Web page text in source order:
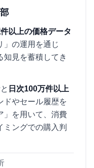
以上の価格データ
」の運用を通じ
知見を蓄積してき
日次100万件以上
ドやセール履歴を
」を用いて、消費
ングでの購入判